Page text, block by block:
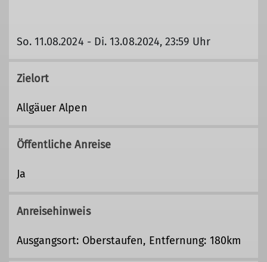
So. 11.08.2024 - Di. 13.08.2024, 23:59 Uhr
Zielort
Allgäuer Alpen
Öffentliche Anreise
Ja
Anreisehinweis
Ausgangsort: Oberstaufen, Entfernung: 180km